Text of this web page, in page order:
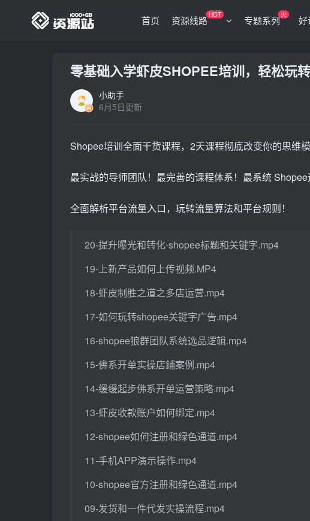
首页 资源线路HOT 专题系列火 好
零基础入学虾皮SHOPEE培训，轻松玩
小助手
6月5日更新
Shopee培训全面干货课程，2天课程彻底改变你的思维
最实战的导师团队！最完善的课程体系！最系统
全面解析平台流量入口，玩转流量算法和平台规则！
20-提升曝光和转化-shopee标题和关键字.mp4
19-上新产品如何上传视频.MP4
18-虾皮制胜之道之多店运营.mp4
17-如何玩转shopee关键字广告.mp4
16-shopee狼群团队系统选品逻辑.mp4
15-佛系开单实操店鋪案例.mp4
14-缓缓起步佛系开单运营策略.mp4
13-虾皮收款账户如何绑定.mp4
12-shopee如何注册和绿色通道.mp4
11-手机APP演示操作.mp4
10-shopee官方注册和绿色通道.mp4
09-发货和一件代发实操流程.mp4